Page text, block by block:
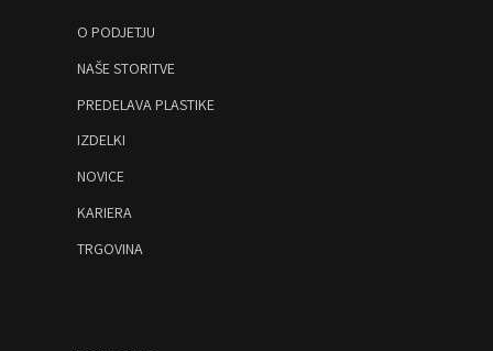
O PODJETJU
NAŠE STORITVE
PREDELAVA PLASTIKE
IZDELKI
NOVICE
KARIERA
TRGOVINA